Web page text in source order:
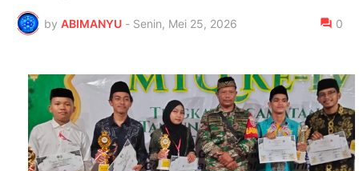
by ABIMANYU - Senin, Mei 25, 2026 0